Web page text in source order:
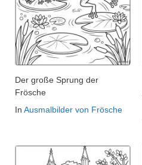
Der große Sprung der
Frösche
In Ausmalbilder von Frösche